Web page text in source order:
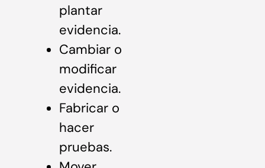
plantar
evidencia.
Cambiar o
modificar
evidencia.
Fabricar o
hacer
pruebas.